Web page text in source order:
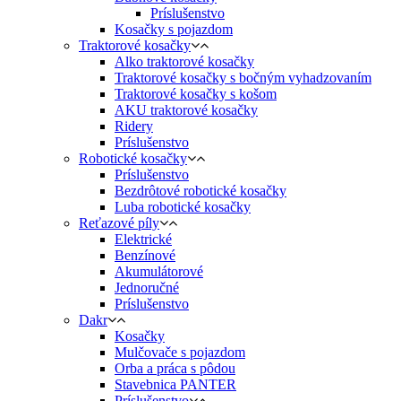
Príslušenstvo
Kosačky s pojazdom
Traktorové kosačky
Alko traktorové kosačky
Traktorové kosačky s bočným vyhadzovaním
Traktorové kosačky s košom
AKU traktorové kosačky
Ridery
Príslušenstvo
Robotické kosačky
Príslušenstvo
Bezdrôtové robotické kosačky
Luba robotické kosačky
Reťazové píly
Elektrické
Benzínové
Akumulátorové
Jednoručné
Príslušenstvo
Dakr
Kosačky
Mulčovače s pojazdom
Orba a práca s pôdou
Stavebnica PANTER